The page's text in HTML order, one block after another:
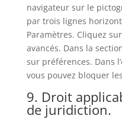
navigateur sur le
par trois lignes
Paramètres. Cliquez
avancés. Dans la
sur préférences. Dans
vous pouvez bloquer
9. Droit
de juridiction.